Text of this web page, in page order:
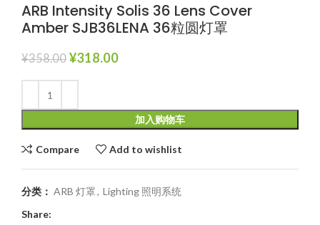
ARB Intensity Solis 36 Lens Cover
Amber SJB36LENA 36粒圆灯罩
¥358.00 ¥318.00
加入购物车
Compare Add to wishlist
分类： ARB 灯罩, Lighting 照明系统
Share: